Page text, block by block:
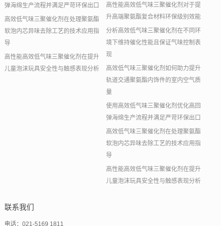
弹海绵生产流程并满足严苛环保出口
高效低气味三聚催化剂在处理聚氨酯
软泡内芯异味去除工艺的技术应用指
导
高性能高效低气味三聚催化剂在提升
儿童泡沫玩具安全性与触感表现分析
高性能高效低气味三聚催化剂对于提
升高端聚氨酯复合材料环保级别效能
分析高效低气味三聚催化剂在不同环
境下维持催化性能且保证气味控制表
现
高效低气味三聚催化剂如何助力提升
轨道交通聚氨酯内饰件的室内空气质
量
使用高效低气味三聚催化剂优化高回
弹海绵生产流程并满足严苛环保出口
高效低气味三聚催化剂在处理聚氨酯
软泡内芯异味去除工艺的技术应用指
导
高性能高效低气味三聚催化剂在提升
儿童泡沫玩具安全性与触感表现分析
联系我们
电话：021-5169 1811